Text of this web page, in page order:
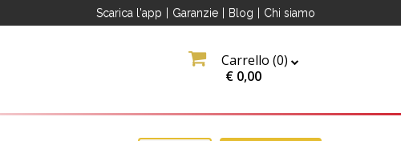
Scarica l'app Garanzie Blog Chi siamo
Carrello (0)
€ 0,00